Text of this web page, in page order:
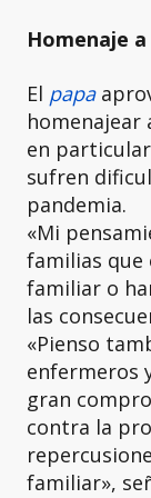
Homenaje
El papa
homenajear
en
sufren
pandemia.
«Mi
familias que
familiar o
las
«Pienso
enfermeros
gran
contra la
familiar»,